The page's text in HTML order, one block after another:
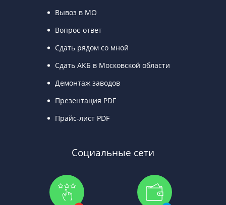
Вывоз в МО
Вопрос-ответ
Сдать рядом со мной
Сдать АКБ в Московской области
Демонтаж заводов
Презентация PDF
Прайс-лист PDF
Социальные сети